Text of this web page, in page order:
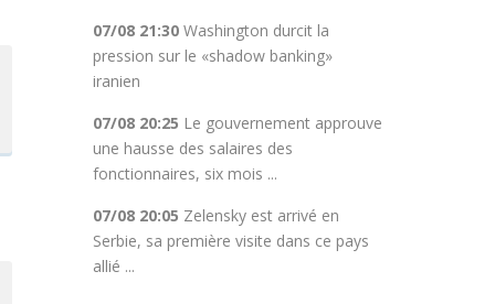
07/08 21:30Washington durcit la
pression sur le «shadow banking»
iranien
07/08 20:25 Le gouvernement approuve
une hausse des salaires des
fonctionnaires, six mois ...
07/08 20:05 Zelensky est arrivé en
Serbie, sa première visite dans ce pays
allié ...